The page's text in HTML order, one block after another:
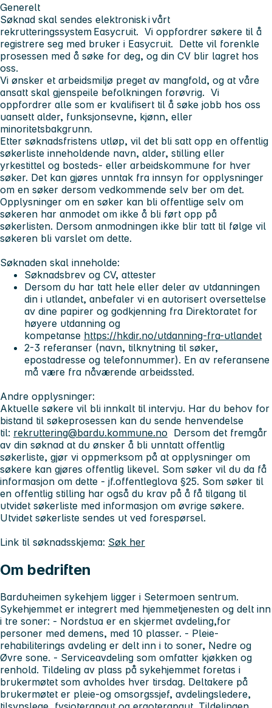
Generelt
Søknad skal sendes elektronisk i vårt
rekrutteringssystem Easycruit. Vi oppfordrer søkere til å
registrere seg med bruker i Easycruit. Dette vil forenkle
prosessen med å søke for deg, og din CV blir lagret hos
oss.
Vi ønsker et arbeidsmiljø preget av mangfold, og at våre
ansatt skal gjenspeile befolkningen forøvrig. Vi
oppfordrer alle som er kvalifisert til å søke jobb hos oss
uansett alder, funksjonsevne, kjønn, eller
minoritetsbakgrunn.
Etter søknadsfristens utløp, vil det bli satt opp en offentlig
søkerliste inneholdende navn, alder, stilling eller
yrkestittel og bosteds- eller arbeidskommune for hver
søker. Det kan gjøres unntak fra innsyn for opplysninger
om en søker dersom vedkommende selv ber om det.
Opplysninger om en søker kan bli offentlige selv om
søkeren har anmodet om ikke å bli ført opp på
søkerlisten. Dersom anmodningen ikke blir tatt til følge vil
søkeren bli varslet om dette.
Søknaden skal inneholde:
Søknadsbrev og CV, attester
Dersom du har tatt hele eller deler av utdanningen
din i utlandet, anbefaler vi en autorisert oversettelse
av dine papirer og godkjenning fra Direktoratet for
høyere utdanning og
kompetanse https://hkdir.no/utdanning-fra-utlandet
2-3 referanser (navn, tilknytning til søker,
epostadresse og telefonnummer). En av referansene
må være fra nåværende arbeidssted.
Andre opplysninger:
Aktuelle søkere vil bli innkalt til intervju. Har du behov for
bistand til søkeprosessen kan du sende henvendelse
til: rekruttering@bardu.kommune.no Dersom det fremgår
av din søknad at du ønsker å bli unntatt offentlig
søkerliste, gjør vi oppmerksom på at opplysninger om
søkere kan gjøres offentlig likevel. Som søker vil du da få
informasjon om dette - jf.offentleglova §25. Som søker til
en offentlig stilling har også du krav på å få tilgang til
utvidet søkerliste med informasjon om øvrige søkere.
Utvidet søkerliste sendes ut ved forespørsel.
Link til søknadsskjema: Søk her
Om bedriften
Barduheimen sykehjem ligger i Setermoen sentrum.
Sykehjemmet er integrert med hjemmetjenesten og delt inn
i tre soner: - Nordstua er en skjermet avdeling,for
personer med demens, med 10 plasser. - Pleie-
rehabiliterings avdeling er delt inn i to soner, Nedre og
Øvre sone. - Serviceavdeling som omfatter kjøkken og
renhold. Tildeling av plass på sykehjemmet foretas i
brukermøtet som avholdes hver tirsdag. Deltakere på
brukermøtet er pleie-og omsorgssjef, avdelingsledere,